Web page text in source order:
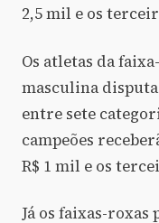
2,5 mil e os
Os atletas da
masculina
entre sete
campeões
R$ 1 mil e os
Já os faixas-